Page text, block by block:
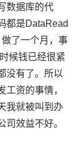
数据库的代
都是DataRead
了一个月，事
候钱已经很紧
没有了。所以
工资的事情，
我就被叫到办
司效益不好。